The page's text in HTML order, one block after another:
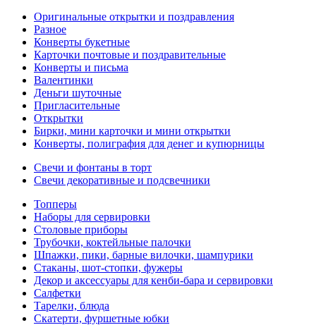
Оригинальные открытки и поздравления
Разное
Конверты букетные
Карточки почтовые и поздравительные
Конверты и письма
Валентинки
Деньги шуточные
Пригласительные
Открытки
Бирки, мини карточки и мини открытки
Конверты, полиграфия для денег и купюрницы
Свечи и фонтаны в торт
Свечи декоративные и подсвечники
Топперы
Наборы для сервировки
Столовые приборы
Трубочки, коктейльные палочки
Шпажки, пики, барные вилочки, шампурики
Стаканы, шот-стопки, фужеры
Декор и аксессуары для кенби-бара и сервировки
Салфетки
Тарелки, блюда
Скатерти, фуршетные юбки